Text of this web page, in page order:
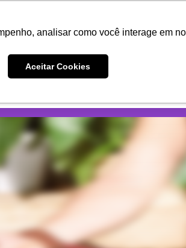
analisar como você interage em
Aceitar Cookies